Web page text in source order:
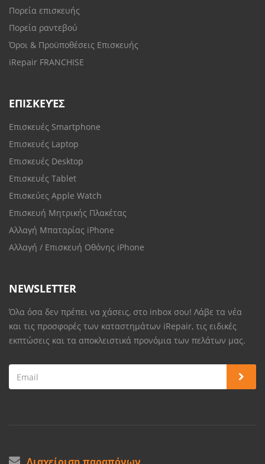
Πορεία επισκευής
Πορεία ραντεβού
Όροι & Προϋποθέσεις Επισκευής
iRepair FRANCHISE
ΕΠΙΣΚΕΥΈΣ
Επισκευές Smartphone
Επισκευές Laptop
Επισκευές Desktop
Επισκευές Tablet
Επισκεύες Apple Watch
Επισκευή Μητρικής Πλακέτας
Αλλαγή Μπαταρίας iPhone
Αλλαγή / Επισκευή Οθόνης iPhone
NEWSLETTER
Όλα όσα δεν πρέπει να χάσεις, στο inbox σου! Λάβε τα νέα
και τις προσφορές των καταστημάτων iRepair, τις ειδικές
εκπτώσεις και τα αποκλειστικά προνόμια των πελάτων μας.